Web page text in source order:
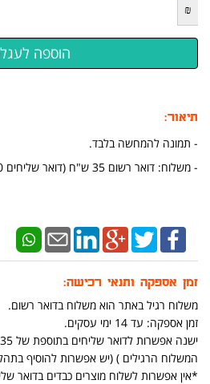
₪
תיאור:
- תמונה להמחשה בלבד.
- משלוח: דואר רשום 35 ש"ח (דואר שליחים 70 ש"ח).
זמן אספקה ותנאי רכישה:
משלוח רגיל באתר הוא משלוח בדואר רשום.
זמן אספקה: עד 14 ימי עסקים.
המשלוח הרגילים ) (יש אפשרות להוסיף
*אין אפשרות לשלוח מוצרים כבדים בדואר